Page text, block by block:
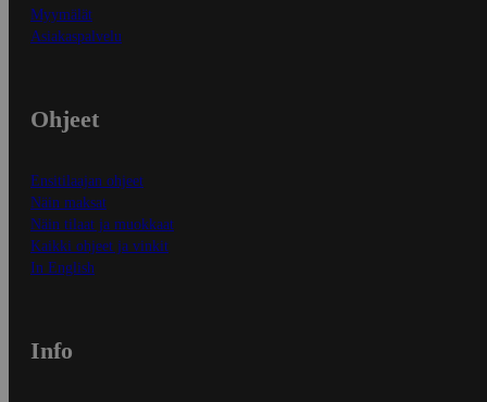
Myymälät
Asiakaspalvelu
Ohjeet
Ensitilaajan ohjeet
Näin maksat
Näin tilaat ja muokkaat
Kaikki ohjeet ja vinkit
In English
Info